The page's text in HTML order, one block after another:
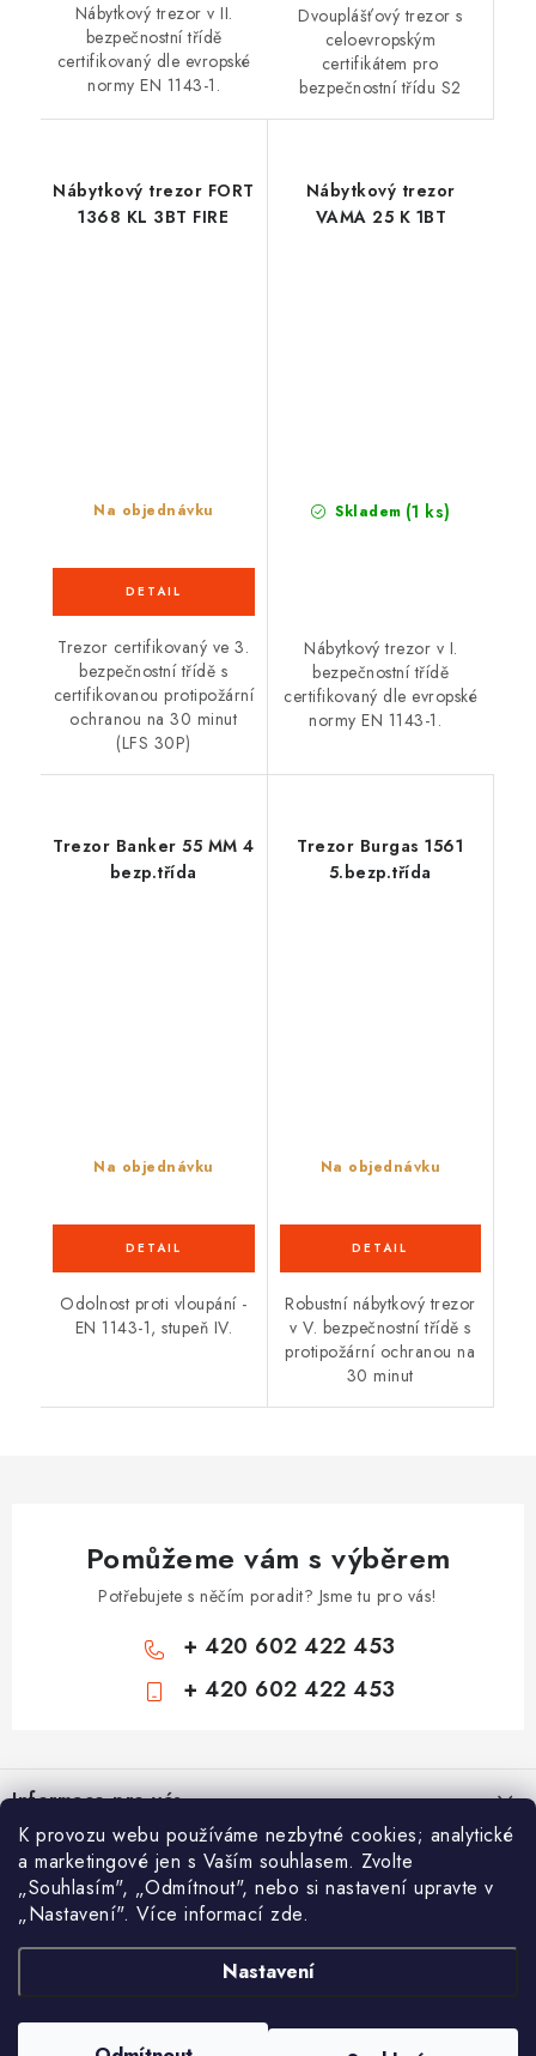
K provozu webu používáme nezbytné cookies; analytické
a marketingové jen s Vaším souhlasem. Zvolte
„Souhlasím", „Odmítnout", nebo si nastavení upravte v
„Nastavení". Více informací zde.
Nastavení
Nábytkový trezor v II.
bezpečnostní třídě
certifikovaný dle evropské
normy EN 1143-1.
Dvouplášťový trezor s
celoevropským
certifikátem pro
bezpečnostní třídu S2
Nábytkový trezor FORT
1368 KL 3BT FIRE
Na objednávku
Trezor certifikovaný ve 3.
bezpečnostní třídě s
certifikovanou protipožární
ochranou na 30 minut
(LFS 30P)
Nábytkový trezor
VAMA 25 K 1BT
Skladem (1 ks)
Nábytkový trezor v I.
bezpečnostní třídě
certifikovaný dle evropské
normy EN 1143-1.
Trezor Banker 55 MM 4
bezp.třída
Na objednávku
Odolnost proti vloupání -
EN 1143-1, stupeň IV.
Trezor Burgas 1561
5.bezp.třída
Na objednávku
Robustní nábytkový trezor
v V. bezpečnostní třídě s
protipožární ochranou na
30 minut
Pomůžeme vám s výběrem
Potřebujete s něčím poradit? Jsme tu pro vás!
+ 420 602 422 453
+ 420 602 422 453
á
pInformace pro vás
Zámečnické služby
Státní instituce
Bezpečnostní třídy - PYRAMIDA BEZPEČNOSTI
Zabezpečení domů
Nákupní košík
0KS /0 KČ
Vyhledávání
HLEDAT
AAA Trezory VA & MA, s.r.o.
. Všechna práva vyhrazena.
Upravit nastavení